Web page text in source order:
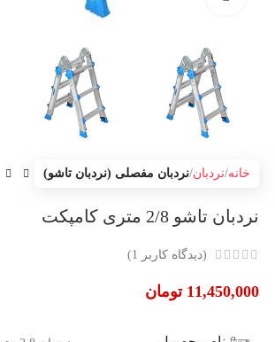
خانه نردبان نردبان مفصلی (نردبان تاشو)
نردبان تاشو 2/8 متری کامپکت
(دیدگاه کاربر 1
)
11,450,000 تومان